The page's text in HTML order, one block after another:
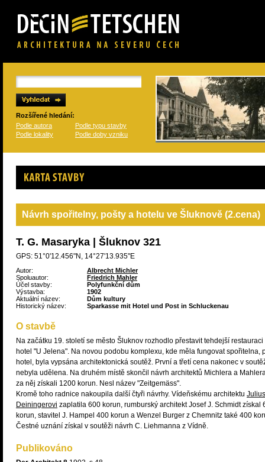
Rozšířené hledání:
Podle autora
Podle typu stavby
Podle lokality
Podle doby vzniku
Karta stavby
Návrh spořitelny, pošty a hotelu ve Šluknově (2.cena)
T. G. Masaryka | Šluknov 321
GPS: 51°0'12.456"N, 14°27'13.935"E
Autor:
Albrecht Michler
Spoluautor:
Friedrich Mahler
Účel stavby:
Polyfunkční dům
Výstavba:
1902
Aktuální název:
Dům kultury
Historický název:
Sparkasse mit Hotel und Post in Schluckenau
O stavbě
Na začátku 19. století se město Šluknov rozhodlo přestavit tehdejší restauraci
hotel "U Jelena". Na novou podobu komplexu, kde měla fungovat spořitelna,
hotel, byla vypsána architektonická soutěž. První a třetí cena nakonec v
nebyla udělena. Na druhém místě skončil návrh architektů Michlera a
za něj získali 1200 korun. Nesl název "Zeitgemäss".
Kromě toho radnice nakoupila další čtyři návrhy. Vídeňskému architektu Julius
Deiningerovi zaplatila 600 korun, rumburský architekt Josef J. Schmidt získal
korun, stavitel J. Hampel 400 korun a Wenzel Burger z Chemnitz také 400
Čestné uznání získal v soutěži návrh C. Liehmanna z Vídně.
Publikováno